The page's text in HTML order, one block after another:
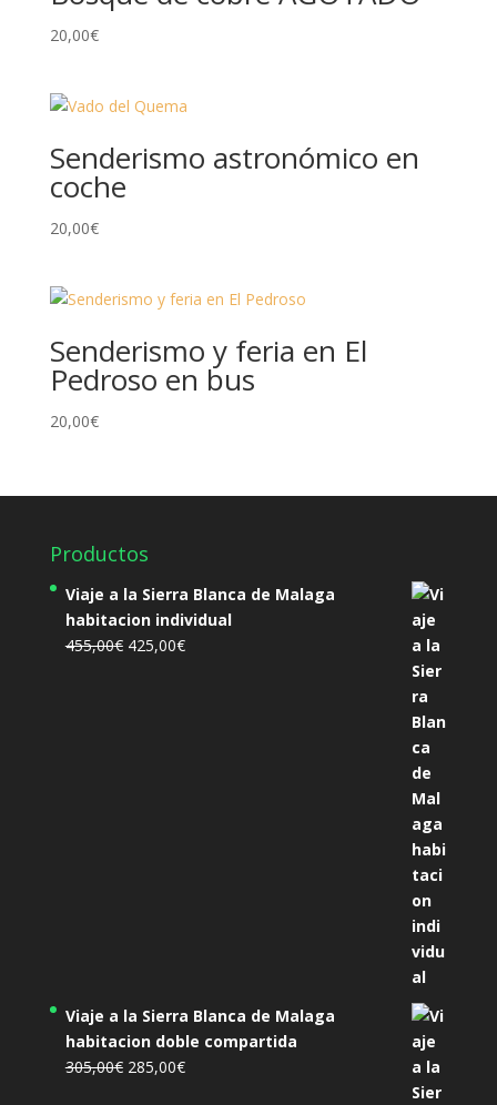
20,00€
Senderismo astronómico en
coche
20,00€
Senderismo y feria en El
Pedroso en bus
20,00€
Productos
Viaje a la Sierra Blanca de Malaga
habitacion individual
455,00€ El
425,00€El
Viaje a la Sierra Blanca de Malaga
habitacion doble compartida
305,00€ El
285,00€El